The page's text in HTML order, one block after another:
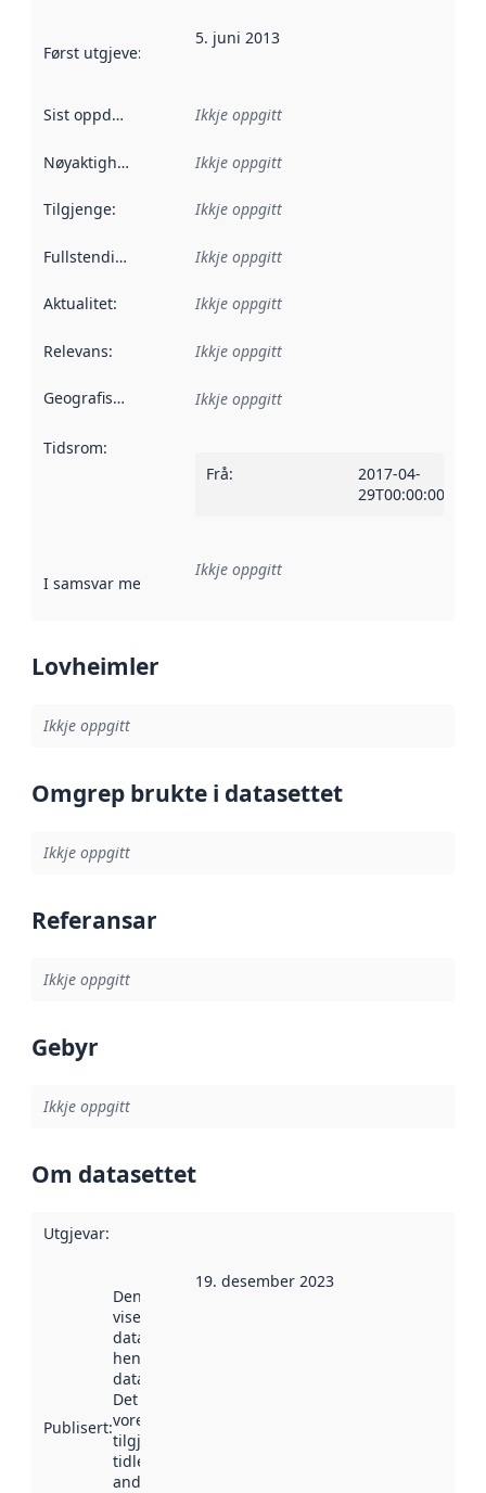
Først utgjeve: Denne datoen seier når dataa i dette
5. juni 2013
Sist oppdatert Ikkje oppgitt
Nøyaktigheit Ikkje oppgitt
Tilgjenge: Ikkje oppgitt
Fullstendigheit Ikkje oppgitt
Aktualitet: Ikkje oppgitt
Relevans: Ikkje oppgitt
Geografisk område Ikkje oppgitt
Tidsrom:
Frå:
2017-04-
29T00:00:00Z
I samsvar med Referanse til ei implementeringsregel eller
Ikkje oppgitt
Lovheimler
Ikkje oppgitt
Omgrep brukte i datasettet
Ikkje oppgitt
Referansar
Ikkje oppgitt
Gebyr
Ikkje oppgitt
Om datasettet
Utgjevar:
Publisert:
Denne datoen
viser når
datasettet vart
henta inn av
data.norge.no.
Det kan ha
vore
tilgjengeleg
tidlegare
andre stader.
19. desember 2023